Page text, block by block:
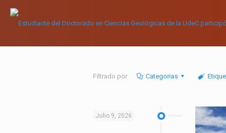
Filtrado por Categorias
Julio 9, 2026